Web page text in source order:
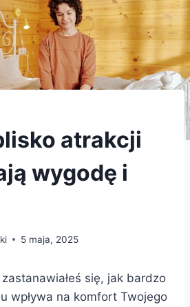
atrakcji
wygodę i
5 maja, 2025
się, jak bardzo
wpływa na komfort Twojego